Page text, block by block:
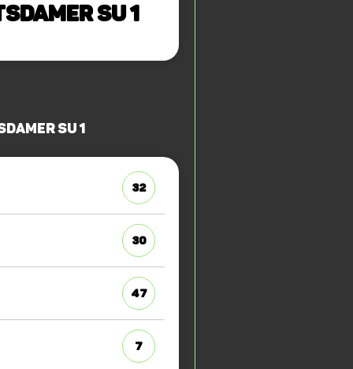
SU 1
SU 1
32
30
47
7